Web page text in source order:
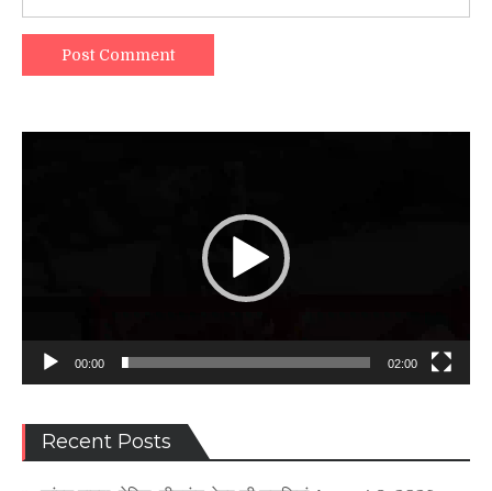
00:00 02:00
Recent Posts